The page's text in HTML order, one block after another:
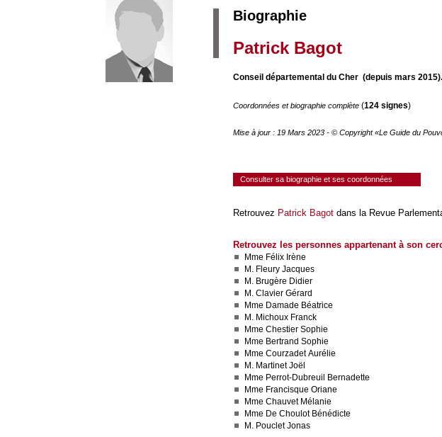
Biographie
Patrick Bagot
Conseil départemental du Cher (depuis mars 2015).
Coordonnées et biographie complète (124 signes)
Mise à jour : 19 Mars 2023 - © Copyright «Le Guide du
Consulter sa biographie et ses coordonnées
Retrouvez Patrick Bagot dans la Revue
Retrouvez les personnes appartenant à son
Mme Félix Irène
M. Fleury Jacques
M. Brugère Didier
M. Clavier Gérard
Mme Damade Béatrice
M. Michoux Franck
Mme Chestier Sophie
Mme Bertrand Sophie
Mme Courzadet Aurélie
M. Martinet Joël
Mme Perrot-Dubreuil Bernadette
Mme Francisque Oriane
Mme Chauvet Mélanie
Mme De Choulot Bénédicte
M. Pouclet Jonas